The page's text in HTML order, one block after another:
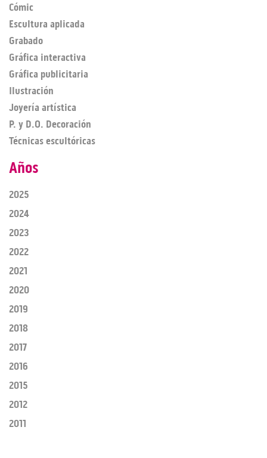
Cómic
Escultura aplicada
Grabado
Gráfica interactiva
Gráfica publicitaria
Ilustración
Joyería artística
P. y D.O. Decoración
Técnicas escultóricas
Años
2025
2024
2023
2022
2021
2020
2019
2018
2017
2016
2015
2012
2011